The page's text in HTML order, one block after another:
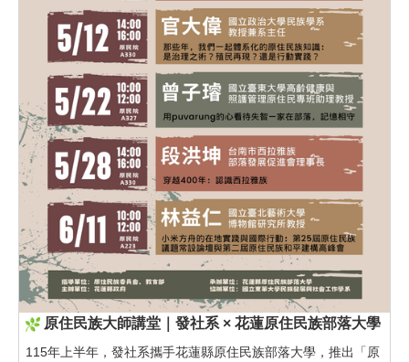
原住民族大師講堂｜發社系 × 花蓮原住民族部落大學
115年上半年，發社系攜手花蓮縣原住民族部落大學，推出「原